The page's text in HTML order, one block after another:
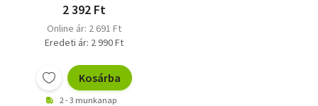
2 392 Ft
Online ár: 2 691 Ft
Eredeti ár: 2 990 Ft
Kosárba
2 - 3 munkanap